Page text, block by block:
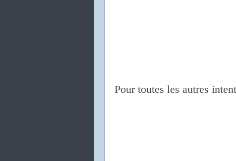
Pour toutes les autres